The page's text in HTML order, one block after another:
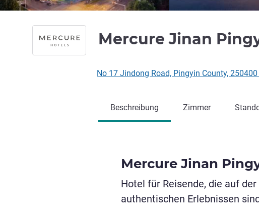
Mercure Jinan
No 17 Jindong Road, Pingyin County, 250400
Beschreibung Zimmer
Mercure Jinan
Hotel für Reisende, die auf
authentischen Erlebnissen